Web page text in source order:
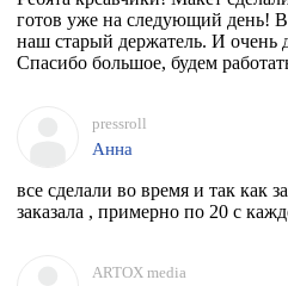
готов уже на следующий день!
наш старый держатель. И очень
Спасибо большое, будем
pressroll
Анна
все сделали во время и так как
заказала , примерно по 20 с
ARTOX media